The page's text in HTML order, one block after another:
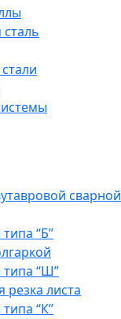
сварной
“Б”
типа “Ш”
резка листа
“К”